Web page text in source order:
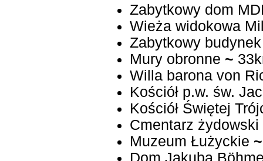
Zabytkowy dom
Wieża widokowa
Zabytkowy
Mury obronne ~
Willa barona von
Kościół p.w. św.
Kościół Świętej
Cmentarz żydowski
Muzeum Łużyckie ~
Dom Jakuba